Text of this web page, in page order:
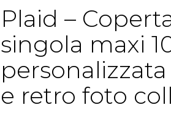
Plaid –
singola maxi
e retro foto